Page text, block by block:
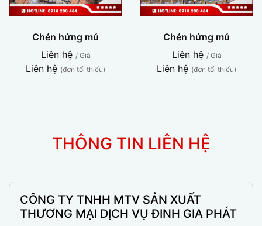
Chén hứng mủ
Liên hệ / Giá
Liên hệ (đơn tối thiểu)
Chén hứng mủ
Liên hệ / Giá
Liên hệ (đơn tối thiểu)
THÔNG TIN LIÊN HỆ
CÔNG TY TNHH MTV SẢN XUẤT
THƯƠNG MẠI DỊCH VỤ ĐINH GIA PHÁT